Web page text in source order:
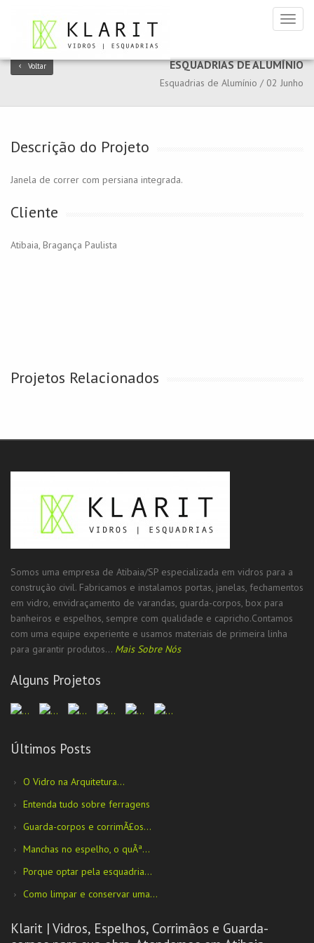
Voltar ESQUADRIAS DE ALUMÍ­NIO
Esquadrias de Alumí­nio / 02 Junho
Descrição do Projeto
Janela de correr com persiana integrada.
Cliente
Atibaia, Bragança Paulista
Projetos Relacionados
Somos uma empresa de Atibaia/SP especializada em vidros para a
construção civil. Fabricamos e instalamos portas, janelas, fechamentos
em vidro, envidraçamento de varandas, guarda-corpos, box para
banheiros e espelhos, sempre com qualidade e capricho.Contamos
com uma equipe experiente e usamos materiais de primeira linha
para garantir produtos... Mais Sobre Nós
Alguns Projetos
Últimos Posts
O Vidro na Arquitetura...
Entenda tudo sobre ferragens
Guarda-corpos e corrimÃ£os...
Manchas no espelho, o quÃª...
Porque optar pela esquadria...
Como limpar e conservar uma...
Klarit | Vidros, Espelhos, Corrimãos e Guarda-